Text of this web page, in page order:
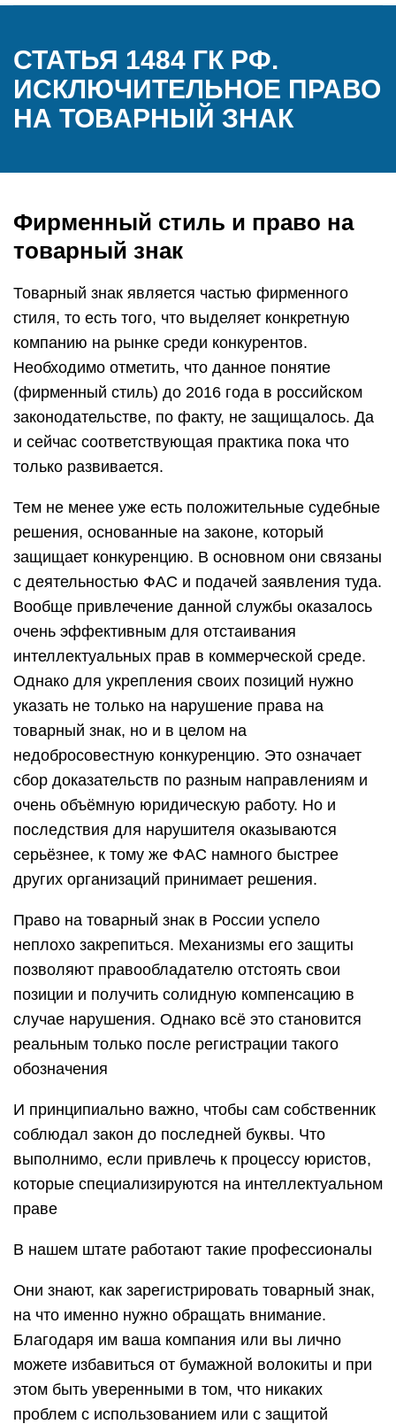
СТАТЬЯ 1484 ГК РФ.
ИСКЛЮЧИТЕЛЬНОЕ ПРАВО
НА ТОВАРНЫЙ ЗНАК
Фирменный стиль и право на
товарный знак
Товарный знак является частью фирменного
стиля, то есть того, что выделяет конкретную
компанию на рынке среди конкурентов.
Необходимо отметить, что данное понятие
(фирменный стиль) до 2016 года в российском
законодательстве, по факту, не защищалось. Да
и сейчас соответствующая практика пока что
только развивается.
Тем не менее уже есть положительные судебные
решения, основанные на законе, который
защищает конкуренцию. В основном они связаны
с деятельностью ФАС и подачей заявления туда.
Вообще привлечение данной службы оказалось
очень эффективным для отстаивания
интеллектуальных прав в коммерческой среде.
Однако для укрепления своих позиций нужно
указать не только на нарушение права на
товарный знак, но и в целом на
недобросовестную конкуренцию. Это означает
сбор доказательств по разным направлениям и
очень объёмную юридическую работу. Но и
последствия для нарушителя оказываются
серьёзнее, к тому же ФАС намного быстрее
других организаций принимает решения.
Право на товарный знак в России успело
неплохо закрепиться. Механизмы его защиты
позволяют правообладателю отстоять свои
позиции и получить солидную компенсацию в
случае нарушения. Однако всё это становится
реальным только после регистрации такого
обозначения
И принципиально важно, чтобы сам собственник
соблюдал закон до последней буквы. Что
выполнимо, если привлечь к процессу юристов,
которые специализируются на интеллектуальном
праве
В нашем штате работают такие профессионалы
Они знают, как зарегистрировать товарный знак,
на что именно нужно обращать внимание.
Благодаря им ваша компания или вы лично
можете избавиться от бумажной волокиты и при
этом быть уверенными в том, что никаких
проблем с использованием или с защитой